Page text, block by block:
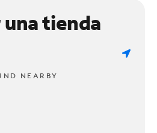
tienda
NEARBY